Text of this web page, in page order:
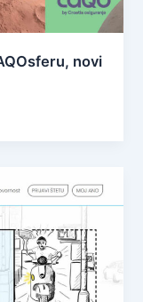
novi